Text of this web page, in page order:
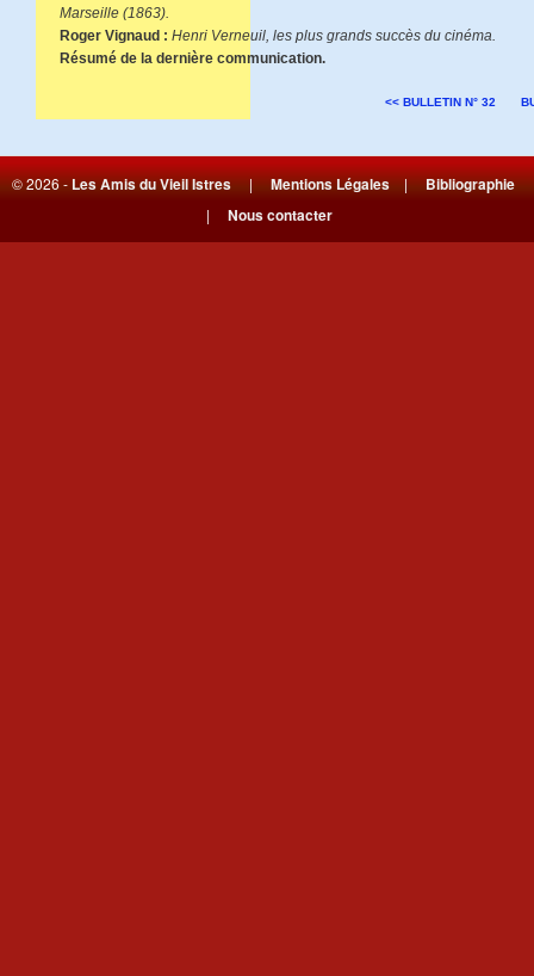
Marseille (1863).
Roger Vignaud : Henri Verneuil, les plus grands succès du cinéma.
Résumé de la dernière communication.
<< BULLETIN N° 32
© 2026 -Les Amis du Vieil Istres|Mentions Légales|Bibliographie
| Nous contacter